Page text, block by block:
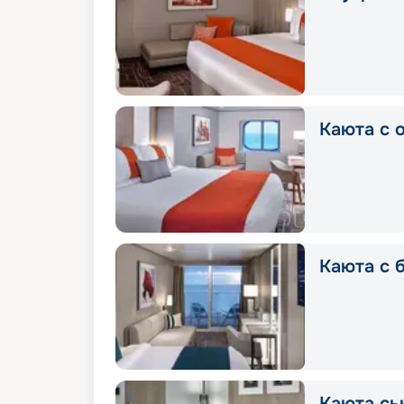
Каюта с
Каюта с